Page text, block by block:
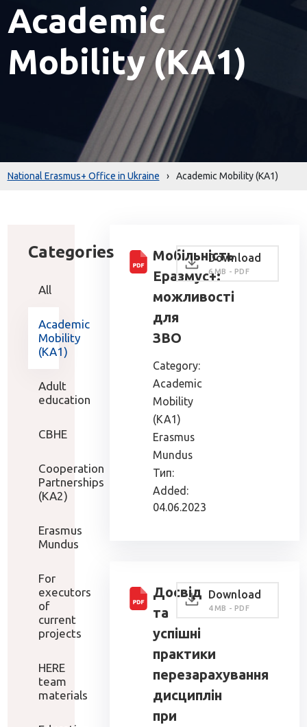
Academic
Mobility (KA1)
National Erasmus+ Office in Ukraine › Academic Mobility (KA1)
Categories
All
Academic
Mobility
(KA1)
Adult
education
CBHE
Cooperation
Partnerships
(KA2)
Erasmus
Mundus
For
executors
of
current
projects
HERE
team
materials
Мобільність
Еразмус+:
можливості
для
ЗВО
Category:
Academic
Mobility
(KA1)
Erasmus
Mundus
Тип:
Added:
04.06.2023
Download
6 MB - PDF
Досвід
та
успішні
практики
перезарахування
дисциплін
при
Download
4 MB - PDF